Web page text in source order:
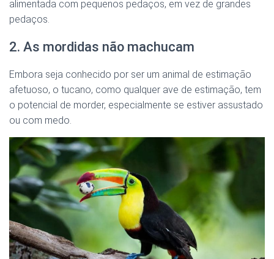
alimentada com pequenos pedaços, em vez de grandes
pedaços.
2. As mordidas não machucam
Embora seja conhecido por ser um animal de estimação
afetuoso, o tucano, como qualquer ave de estimação, tem
o potencial de morder, especialmente se estiver assustado
ou com medo.